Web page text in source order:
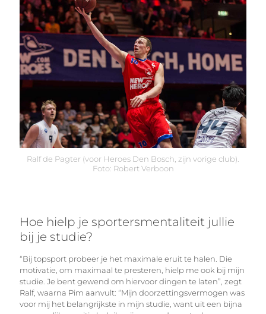
Ralf de Pagter (voor Heroes Den Bosch, zijn vorige club).
Foto: Robert Verboon
Hoe hielp je sportersmentaliteit jullie
bij je studie?
“Bij topsport probeer je het maximale eruit te halen. Die
motivatie, om maximaal te presteren, hielp me ook bij mijn
studie. Je bent gewend om hiervoor dingen te laten”, zegt
Ralf, waarna Pim aanvult: “Mijn doorzettingsvermogen was
voor mij het belangrijkste in mijn studie, want uit een bijna